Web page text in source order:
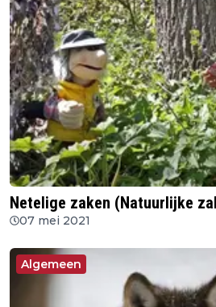
Netelige zaken (Natuurlijke
07 mei 2021
Algemeen